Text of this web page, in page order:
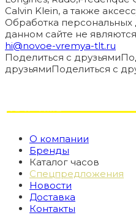
Calvin Klein, а также
Обработка персональных
данном сайте не
hi@novoe-vremya-tlt.ru
Поделиться с друзьями
друзьямиПоделиться с
О компании
Бренды
Каталог часов
Спецпредложения
Новости
Доставка
Контакты